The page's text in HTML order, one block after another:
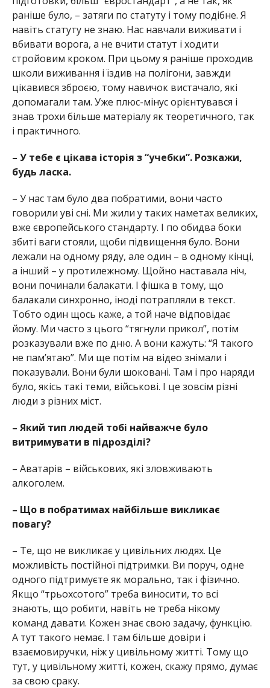
раніше було, – затяги по статуту і тому подібне. Я
навіть статуту не знаю. Нас навчали виживати і
вбивати ворога, а не вчити статут і ходити
стройовим кроком. При цьому я раніше проходив
школи виживання і їздив на полігони, завжди
цікавився зброєю, тому навичок вистачало, які
допомагали там. Уже плюс-мінус орієнтувався і
знав трохи більше матеріалу як теоретичного, так
і практичного.
– У тебе є цікава історія з “учебки”. Розкажи,
будь ласка.
– У нас там було два побратими, вони часто
говорили уві сні. Ми жили у таких наметах великих,
вже європейського стандарту. І по обидва боки
збиті ваги стояли, щоби підвищення було. Вони
лежали на одному ряду, але один – в одному кінці,
а інший – у протилежному. Щойно наставала ніч,
вони починали балакати. І фішка в тому, що
балакали синхронно, іноді потрапляли в текст.
Тобто один щось каже, а той наче відповідає
йому. Ми часто з цього “тягнули прикол”, потім
розказували вже по дню. А вони кажуть: “Я такого
не пам’ятаю”. Ми ще потім на відео знімали і
показували. Вони були шоковані. Там і про наряди
було, якісь такі теми, військові. І це зовсім різні
люди з різних міст.
– Який тип людей тобі найважче було
витримувати в підрозділі?
– Аватарів – військових, які зловживають
алкоголем.
– Що в побратимах найбільше викликає
повагу?
– Те, що не викликає у цивільних людях. Це
можливість постійної підтримки. Ви поруч, одне
одного підтримуєте як морально, так і фізично.
Якщо “трьохсотого” треба виносити, то всі
знають, що робити, навіть не треба нікому
команд давати. Кожен знає свою задачу, функцію.
А тут такого немає. І там більше довіри і
взаємовиручки, ніж у цивільному житті. Тому що
тут, у цивільному житті, кожен, скажу прямо, думає
за свою сраку.